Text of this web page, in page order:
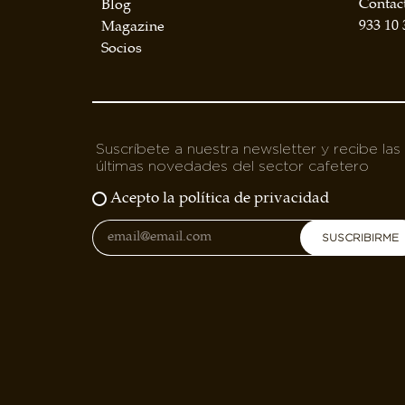
BOLSA DE TRABAJO
¡te imaginas vivir de tu pasión por el café?
Blog
Magazine
Socios
933 10
Suscríbete a nuestra newsletter y recibe las
últimas novedades del sector cafetero
Acepto la política de privacidad
SUSCRIBIRME